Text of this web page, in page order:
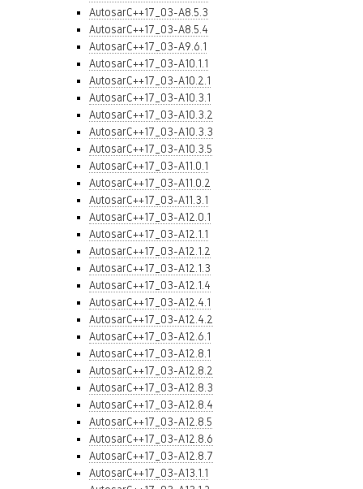
AutosarC++17_03-A8.5.3
AutosarC++17_03-A8.5.4
AutosarC++17_03-A9.6.1
AutosarC++17_03-A10.1.1
AutosarC++17_03-A10.2.1
AutosarC++17_03-A10.3.1
AutosarC++17_03-A10.3.2
AutosarC++17_03-A10.3.3
AutosarC++17_03-A10.3.5
AutosarC++17_03-A11.0.1
AutosarC++17_03-A11.0.2
AutosarC++17_03-A11.3.1
AutosarC++17_03-A12.0.1
AutosarC++17_03-A12.1.1
AutosarC++17_03-A12.1.2
AutosarC++17_03-A12.1.3
AutosarC++17_03-A12.1.4
AutosarC++17_03-A12.4.1
AutosarC++17_03-A12.4.2
AutosarC++17_03-A12.6.1
AutosarC++17_03-A12.8.1
AutosarC++17_03-A12.8.2
AutosarC++17_03-A12.8.3
AutosarC++17_03-A12.8.4
AutosarC++17_03-A12.8.5
AutosarC++17_03-A12.8.6
AutosarC++17_03-A12.8.7
AutosarC++17_03-A13.1.1